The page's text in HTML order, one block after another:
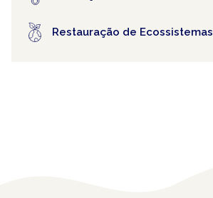
Restauração de Ecossistemas